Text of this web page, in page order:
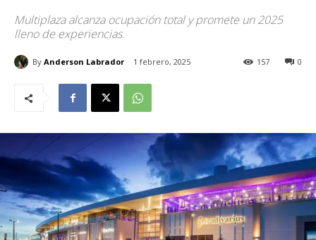
Multiplaza alcanza ocupación total y promete un 2025
lleno de experiencias.
By Anderson Labrador 1 febrero, 2025 0
157